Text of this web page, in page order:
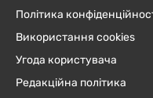
Політика
Використання cookies
Угода користувача
Редакційна політика